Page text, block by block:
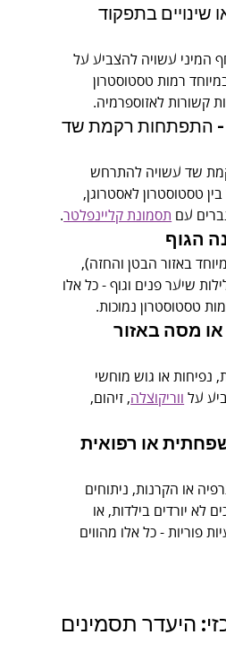
שינויים בתפקוד
המיני עשויה להצביע על
רמות טסטוסטרון
קשורות לאזוספרמיה.
- התפתחות רקמת שד
שד עשויה להתרחש
טסטוסטרון לאסטרוגן,
עם תסמונת קליינפלטר.
הגוף
באזור הבטן והחזה),
שיער פנים וגוף - כל אלו
טסטוסטרון נמוכות.
מסה באזור
נפיחות או גוש מוחשי
על ווריקוצלה, זיהום,
או רפואית
או הקרנות, ניתוחים
לא יורדים בילדות, או
פוריות - כל אלו מהווים
היעדר תסמינים